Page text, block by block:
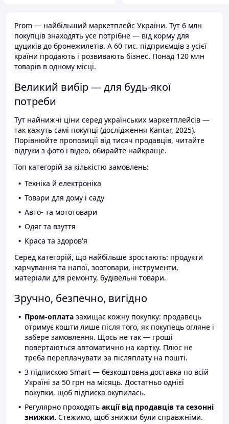
Prom — найбільший маркетплейс України. Тут 6 млн
покупців знаходять усе потрібне — від корму для
цуциків до бронежилетів. А 60 тис. підприємців з усієї
країни продають і розвивають бізнес. Понад 120 млн
товарів в одному місці.
Великий вибір — для будь-якої
потреби
Тут найнижчі ціни серед українських маркетплейсів —
так кажуть самі покупці (дослідження Kantar, 2025).
Порівнюйте пропозиції від тисяч продавців, читайте
відгуки з фото і відео, обирайте найкраще.
Топ категорій за кількістю замовлень:
Техніка й електроніка
Товари для дому і саду
Авто- та мототовари
Одяг та взуття
Краса та здоров'я
Серед категорій, що найбільше зростають: продукти
харчування та напої, зоотовари, інструменти,
матеріали для ремонту, будівельні товари.
Зручно, безпечно, вигідно
Пром-оплата захищає кожну покупку: продавець
отримує кошти лише після того, як покупець огляне і
забере замовлення. Щось не так — гроші
повертаються автоматично на картку. Плюс не
треба переплачувати за післяплату на пошті.
З підпискою Smart — безкоштовна доставка по всій
Україні за 50 грн на місяць. Достатньо однієї
покупки, щоб підписка окупилась.
Регулярно проходять акції від продавців та сезонні
знижки. Стежимо, щоб знижки були справжніми.